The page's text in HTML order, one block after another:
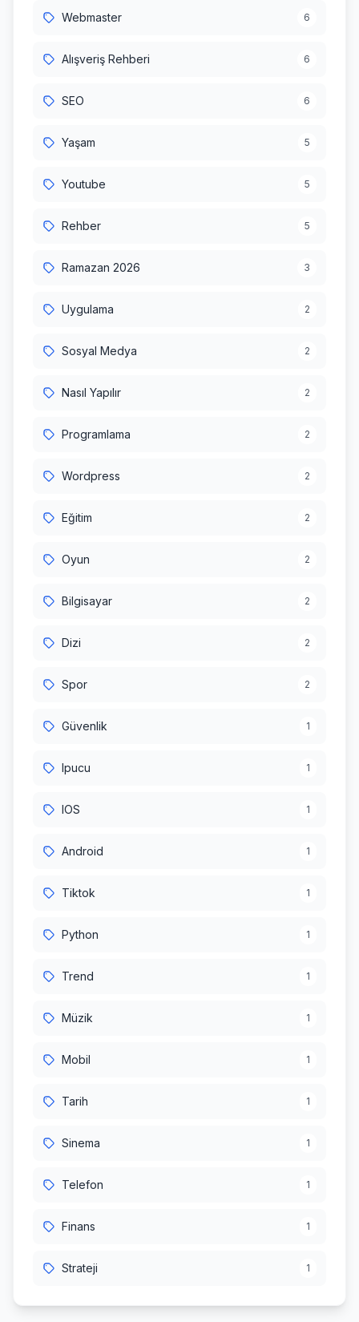
Webmaster 6
Alışveriş Rehberi 6
SEO 6
Yaşam 5
Youtube 5
Rehber 5
Ramazan 2026 3
Uygulama 2
Sosyal Medya 2
Nasıl Yapılır 2
Programlama 2
Wordpress 2
Eğitim 2
Oyun 2
Bilgisayar 2
Dizi 2
Spor 2
Güvenlik 1
Ipucu 1
IOS 1
Android 1
Tiktok 1
Python 1
Trend 1
Müzik 1
Mobil 1
Tarih 1
Sinema 1
Telefon 1
Finans 1
Strateji 1